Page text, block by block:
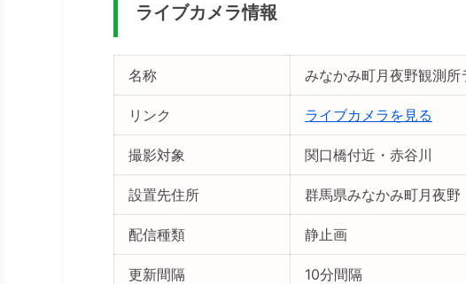
ライブカメラ情報
名称 みなかみ町月夜野観測所
リンク ライブカメラを見る
撮影対象 関口橋付近・赤谷川
設置先住所 群馬県みなかみ町月夜野
配信種類 静止画
更新間隔 10分間隔